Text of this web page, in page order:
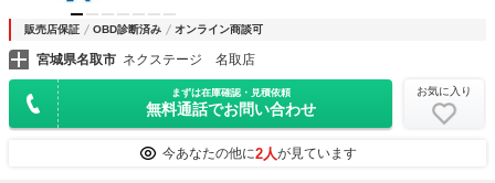
販売店保証 OBD診断済み オンライン商談可
宮城県名取市 ネクステージ 名取店
まずは在庫確認・見積依頼
無料通話でお問い合わせ
お気に入り
今あなたの他に2人が見ています